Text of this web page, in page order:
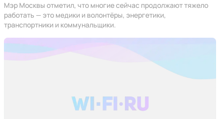
Мэр Москвы отметил, что многие сейчас продолжают тяжело
работать — это медики и волонтёры, энергетики,
транспортники и коммунальщики.